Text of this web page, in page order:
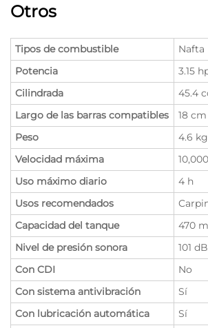
Otros
Tipos de combustible
Nafta
Potencia
3.15
Cilindrada
45.4
Largo de las barras compatibles
18 cm
Peso
4.6 kg
Velocidad máxima
Uso máximo diario
4 h
Usos recomendados
Capacidad del tanque
470
Nivel de presión sonora
101
Con CDI
No
Con sistema antivibración
Sí
Con lubricación automática
Sí